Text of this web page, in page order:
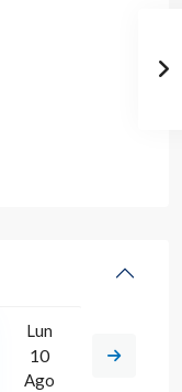
Lun
10
Ago